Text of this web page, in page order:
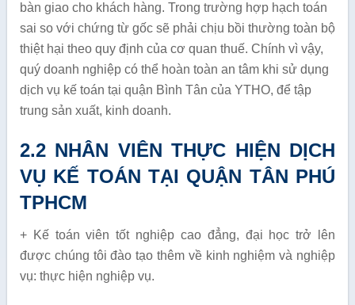
bàn giao cho khách hàng. Trong trường hợp hạch toán
sai so với chứng từ gốc sẽ phải chịu bồi thường toàn bộ
thiệt hại theo quy định của cơ quan thuế. Chính vì vậy,
quý doanh nghiệp có thể hoàn toàn an tâm khi sử dụng
dịch vụ kế toán tại quận Bình Tân của YTHO, để tập
trung sản xuất, kinh doanh.
2.2 NHÂN VIÊN THỰC HIỆN DỊCH
VỤ KẾ TOÁN TẠI QUẬN TÂN PHÚ
TPHCM
+ Kế toán viên tốt nghiệp cao đẳng, đại học trở lên
được chúng tôi đào tạo thêm về kinh nghiệm và nghiệp
vụ: thực hiện nghiệp vụ.